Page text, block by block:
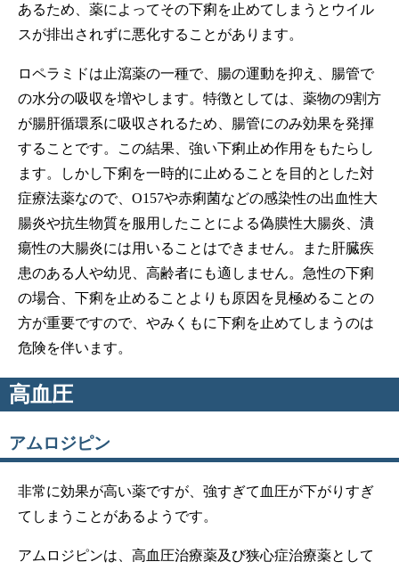
あるため、薬によってその下痢を止めてしまうとウイル
スが排出されずに悪化することがあります。
ロペラミドは止瀉薬の一種で、腸の運動を抑え、腸管で
の水分の吸収を増やします。特徴としては、薬物の9割方
が腸肝循環系に吸収されるため、腸管にのみ効果を発揮
することです。この結果、強い下痢止め作用をもたらし
ます。しかし下痢を一時的に止めることを目的とした対
症療法薬なので、O157や赤痢菌などの感染性の出血性大
腸炎や抗生物質を服用したことによる偽膜性大腸炎、潰
瘍性の大腸炎には用いることはできません。また肝臓疾
患のある人や幼児、高齢者にも適しません。急性の下痢
の場合、下痢を止めることよりも原因を見極めることの
方が重要ですので、やみくもに下痢を止めてしまうのは
危険を伴います。
高血圧
アムロジピン
非常に効果が高い薬ですが、強すぎて血圧が下がりすぎ
てしまうことがあるようです。
アムロジピンは、高血圧治療薬及び狭心症治療薬として